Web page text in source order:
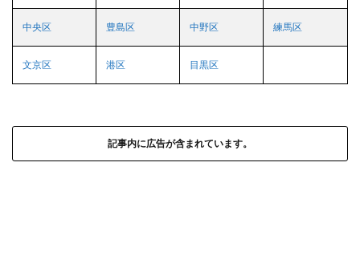
中央区 豊島区 中野区 練馬区
文京区 港区 目黒区
記事内に広告が含まれています。